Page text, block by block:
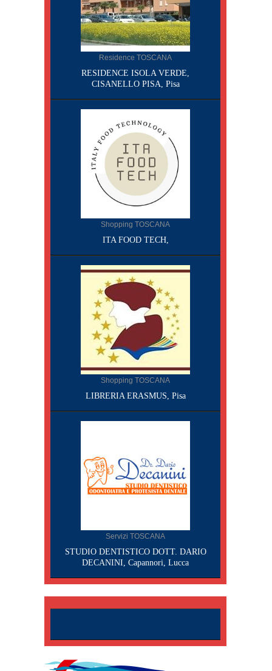
Residence TOSCANA
RESIDENCE ISOLA VERDE,
CISANELLO PISA, Pisa
Shopping TOSCANA
ITA FOOD TECH,
Shopping TOSCANA
LIBRERIA ERASMUS, Pisa
Servizi TOSCANA
STUDIO DENTISTICO DOTT. DARIO
DECANINI, Capannori, Lucca